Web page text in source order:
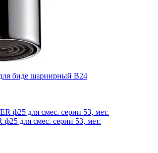
биде шарнирный B24
для смес. серии 53, мет.